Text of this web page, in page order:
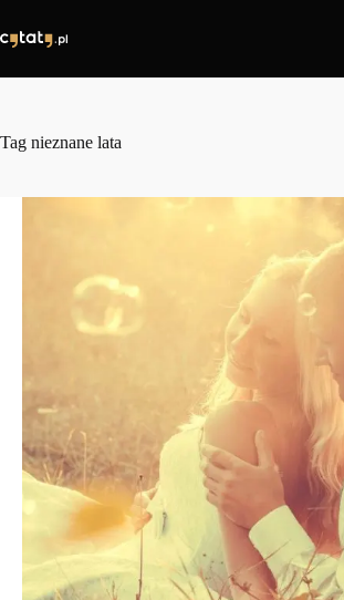
treści
Tag nieznane lata